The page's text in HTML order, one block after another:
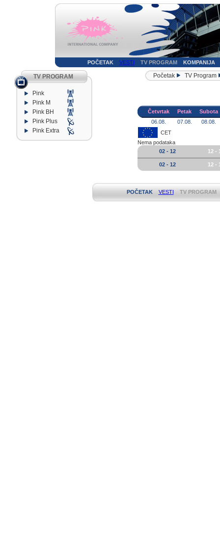
POČETAK VESTI TV PROGRAM KOMPANIJA
TV PROGRAM
Pink
Pink M
Pink BH
Pink Plus
Pink Extra
Početak TV Program
Četvrtak Petak
Subota
06.08.
07.08.
08.08.
CET
Nema podataka
02 - 12
12 -
02 - 12 12 -
POČETAK VESTI TV PROGRAM